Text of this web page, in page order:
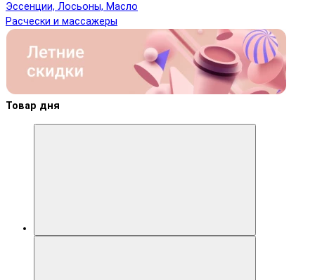
Эссенции, Лосьоны, Масло
Расчески и массажеры
Товар дня